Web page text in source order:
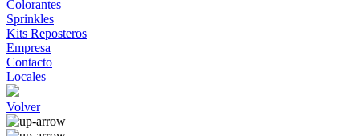
Colorantes
Sprinkles
Kits Reposteros
Empresa
Contacto
Locales
Volver